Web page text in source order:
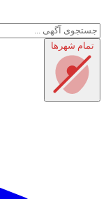
راهنمای استفاده
تمام شهر‌ها